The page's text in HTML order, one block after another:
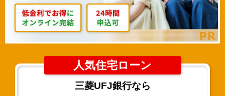
人気住宅ローン
三菱UFJ銀行なら